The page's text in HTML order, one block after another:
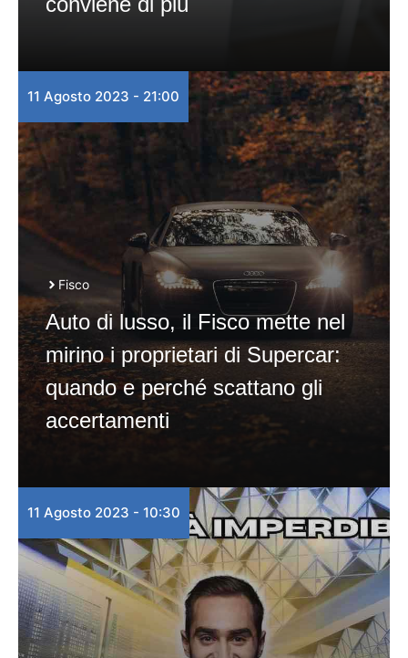
11 Agosto 2023 - 21:00
Fisco
Auto di lusso, il Fisco mette nel
mirino i proprietari di Supercar:
quando e perché scattano gli
accertamenti
11 Agosto 2023 - 10:30